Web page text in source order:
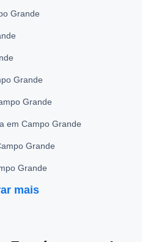
Grande
Grande
Grande
em Campo Grande
Grande
Grande
mais